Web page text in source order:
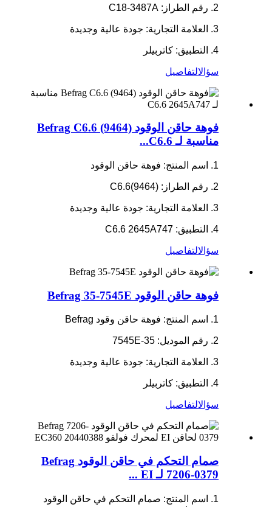
2. رقم الطراز: C18-3487A
3. العلامة التجارية: جودة عالية وجديدة
4. التطبيق: كاتربيلر
سؤالالتفاصيل
فوهة حاقن الوقود Befrag C6.6 (9464)
مناسبة لـ C6.6...
1. اسم المنتج: فوهة حاقن الوقود
2. رقم الطراز: C6.6(9464)
3. العلامة التجارية: جودة عالية وجديدة
4. التطبيق: C6.6 2645A747
سؤالالتفاصيل
فوهة حاقن الوقود Befrag 35-7545E
1. اسم المنتج: فوهة حاقن وقود Befrag
2. رقم الموديل: 35-7545E
3. العلامة التجارية: جودة عالية وجديدة
4. التطبيق: كاتربيلر
سؤالالتفاصيل
صمام التحكم في حاقن الوقود Befrag
7206-0379 لـ EI ...
1. اسم المنتج: صمام التحكم في حاقن الوقود